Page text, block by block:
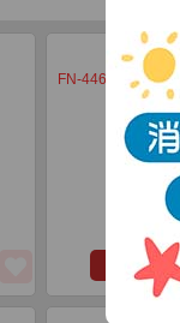
FN-446
加入查詢